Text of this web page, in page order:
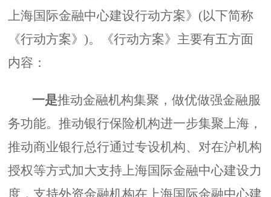
上海国际金融中心建设行动方案》(以下简称
《行动方案》)。《行动方案》主要有五方面
内容：
一是推动金融机构集聚，做优做强金融服
务功能。推动银行保险机构进一步集聚上海，
推动商业银行总行通过专设机构、对在沪机构
授权等方式加大支持上海国际金融中心建设力
度，支持外资金融机构在上海国际金融中心建